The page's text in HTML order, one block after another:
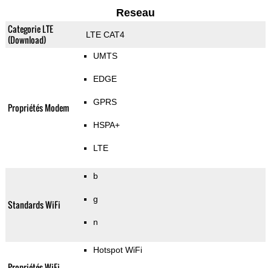
Reseau
Categorie LTE
(Download)
LTE CAT4
Propriétés Modem
UMTS
EDGE
GPRS
HSPA+
LTE
Standards WiFi
b
g
n
Hotspot WiFi